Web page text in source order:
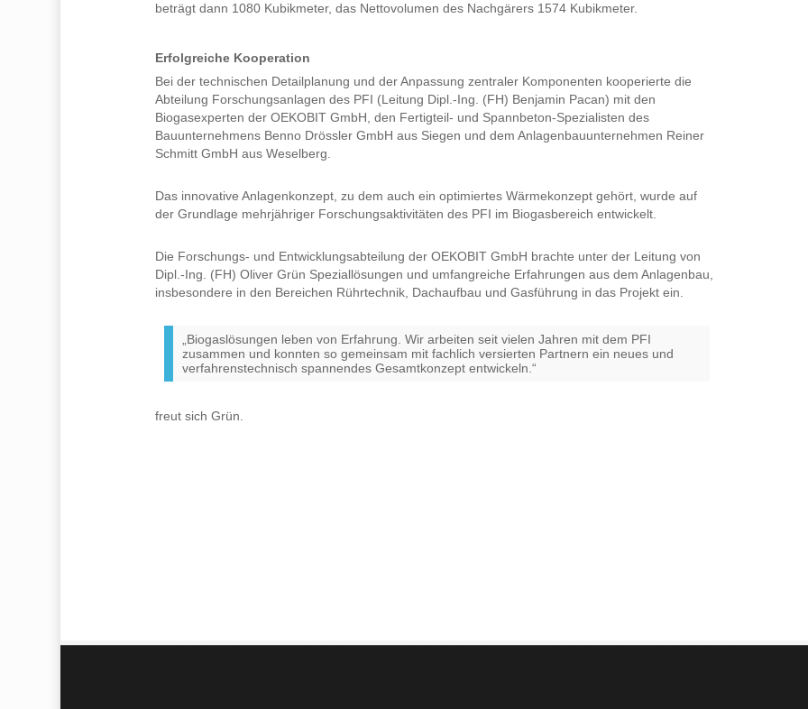
beträgt dann 1080 Kubikmeter, das Nettovolumen des Nachgärers 1574 Kubikmeter.
Erfolgreiche Kooperation
Bei der technischen Detailplanung und der Anpassung zentraler Komponenten kooperierte die
Abteilung Forschungsanlagen des PFI (Leitung Dipl.-Ing. (FH) Benjamin Pacan) mit den
Biogasexperten der OEKOBIT GmbH, den Fertigteil- und Spannbeton-Spezialisten des
Bauunternehmens Benno Drössler GmbH aus Siegen und dem Anlagenbauunternehmen Reiner
Schmitt GmbH aus Weselberg.
Das innovative Anlagenkonzept, zu dem auch ein optimiertes Wärmekonzept gehört, wurde auf
der Grundlage mehrjähriger Forschungsaktivitäten des PFI im Biogasbereich entwickelt.
Die Forschungs- und Entwicklungsabteilung der OEKOBIT GmbH brachte unter der Leitung von
Dipl.-Ing. (FH) Oliver Grün Speziallösungen und umfangreiche Erfahrungen aus dem Anlagenbau,
insbesondere in den Bereichen Rührtechnik, Dachaufbau und Gasführung in das Projekt ein.
„Biogaslösungen leben von Erfahrung. Wir arbeiten seit vielen Jahren mit dem PFI
zusammen und konnten so gemeinsam mit fachlich versierten Partnern ein neues und
verfahrenstechnisch spannendes Gesamtkonzept entwickeln.“
freut sich Grün.